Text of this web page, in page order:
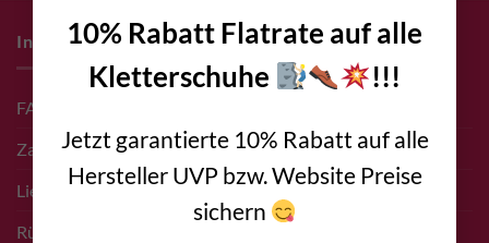
10% Rabatt Flatrate auf alle
Kletterschuhe
!!!
Jetzt garantierte 10% Rabatt auf alle
Hersteller UVP bzw. Website Preise
sichern
Infos zum Einkauf
FAQ
Zahlungsarten
Liefer- & Versand Infos
Rücksendungen